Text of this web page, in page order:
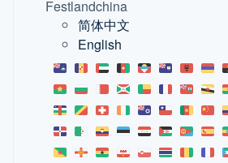
Festlandchina
简体中文
English